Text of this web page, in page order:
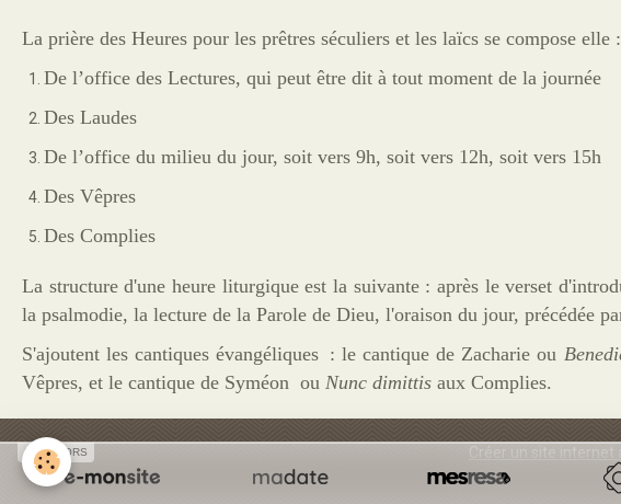
La prière des Heures pour les prêtres séculiers et les laïcs se compose elle :
De l’office des Lectures, qui peut être dit à tout moment de la journée
Des Laudes
De l’office du milieu du jour, soit vers 9h, soit vers 12h, soit vers 15h
Des Vêpres
Des Complies
La structure d'une heure liturgique est la suivante : après le verset
la psalmodie, la lecture de la Parole de Dieu, l'oraison du jour, précédée
S'ajoutent les cantiques évangéliques : le cantique de Zacharie ou
Vêpres, et le cantique de Syméon ou Nunc dimittis aux Complies.
Créer un site internet
SPONSORS